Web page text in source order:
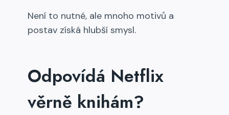
Není to nutné, ale mnoho motivů a
postav získá hlubší smysl.
Odpovídá Netflix
věrně knihám?